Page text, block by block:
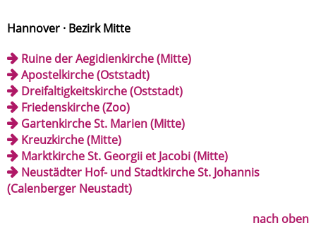
Hannover · Bezirk Mitte
Ruine der Aegidienkirche (Mitte)
Apostelkirche (Oststadt)
Dreifaltigkeitskirche (Oststadt)
Friedenskirche (Zoo)
Gartenkirche St. Marien (Mitte)
Kreuzkirche (Mitte)
Marktkirche St. Georgii et Jacobi (Mitte)
Neustädter Hof- und Stadtkirche St. Johannis
(Calenberger Neustadt)
nach oben